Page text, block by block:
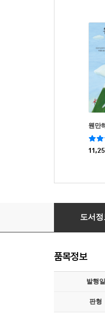
웬만
이야기하기 위
도서정
품목정보
발행일
판형